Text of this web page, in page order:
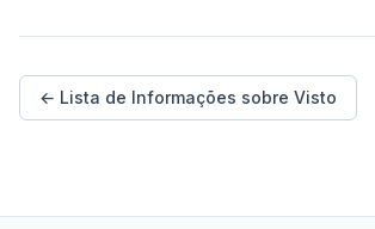
← Lista de Informações sobre Visto